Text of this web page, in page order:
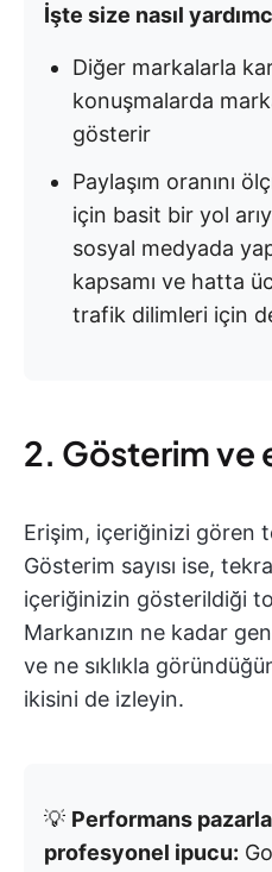
İşte size nasıl
Diğer markalarla
konuşmalarda
gösterir
Paylaşım oranını
için basit bir yol
sosyal medyada
kapsamı ve hatta
trafik dilimleri için
2. Gösterim ve
Erişim, içeriğinizi gören
Gösterim sayısı ise,
içeriğinizin gösterildiği
Markanızın ne kadar
ve ne sıklıkla
ikisini de izleyin.
💡 Performans
profesyonel ipucu: